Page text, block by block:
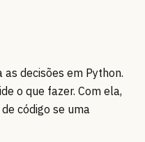
as decisões em Python.
o que fazer. Com ela,
código se uma